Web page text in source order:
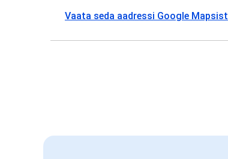
Vaata seda aadressi Google Mapsist